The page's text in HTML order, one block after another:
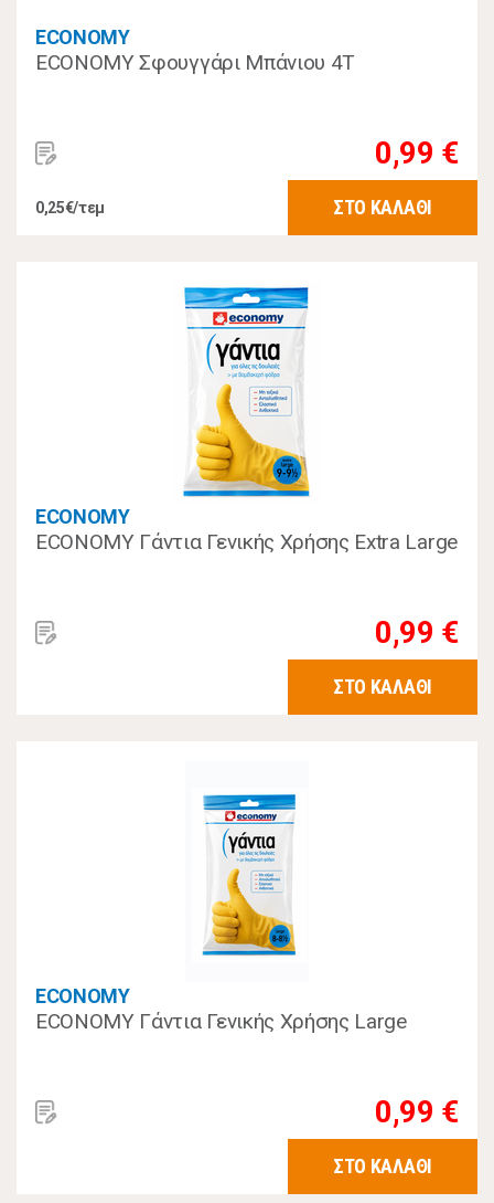
ECONOMY
ECONOMY Σφουγγάρι Μπάνιου 4Τ
0,99 €
0,25€/τεμ ΣΤΟ ΚΑΛΑΘΙ
ECONOMY
ECONOMY Γάντια Γενικής Χρήσης Extra Large
0,99 €
ΣΤΟ ΚΑΛΑΘΙ
ECONOMY
ECONOMY Γάντια Γενικής Χρήσης Large
0,99 €
ΣΤΟ ΚΑΛΑΘΙ